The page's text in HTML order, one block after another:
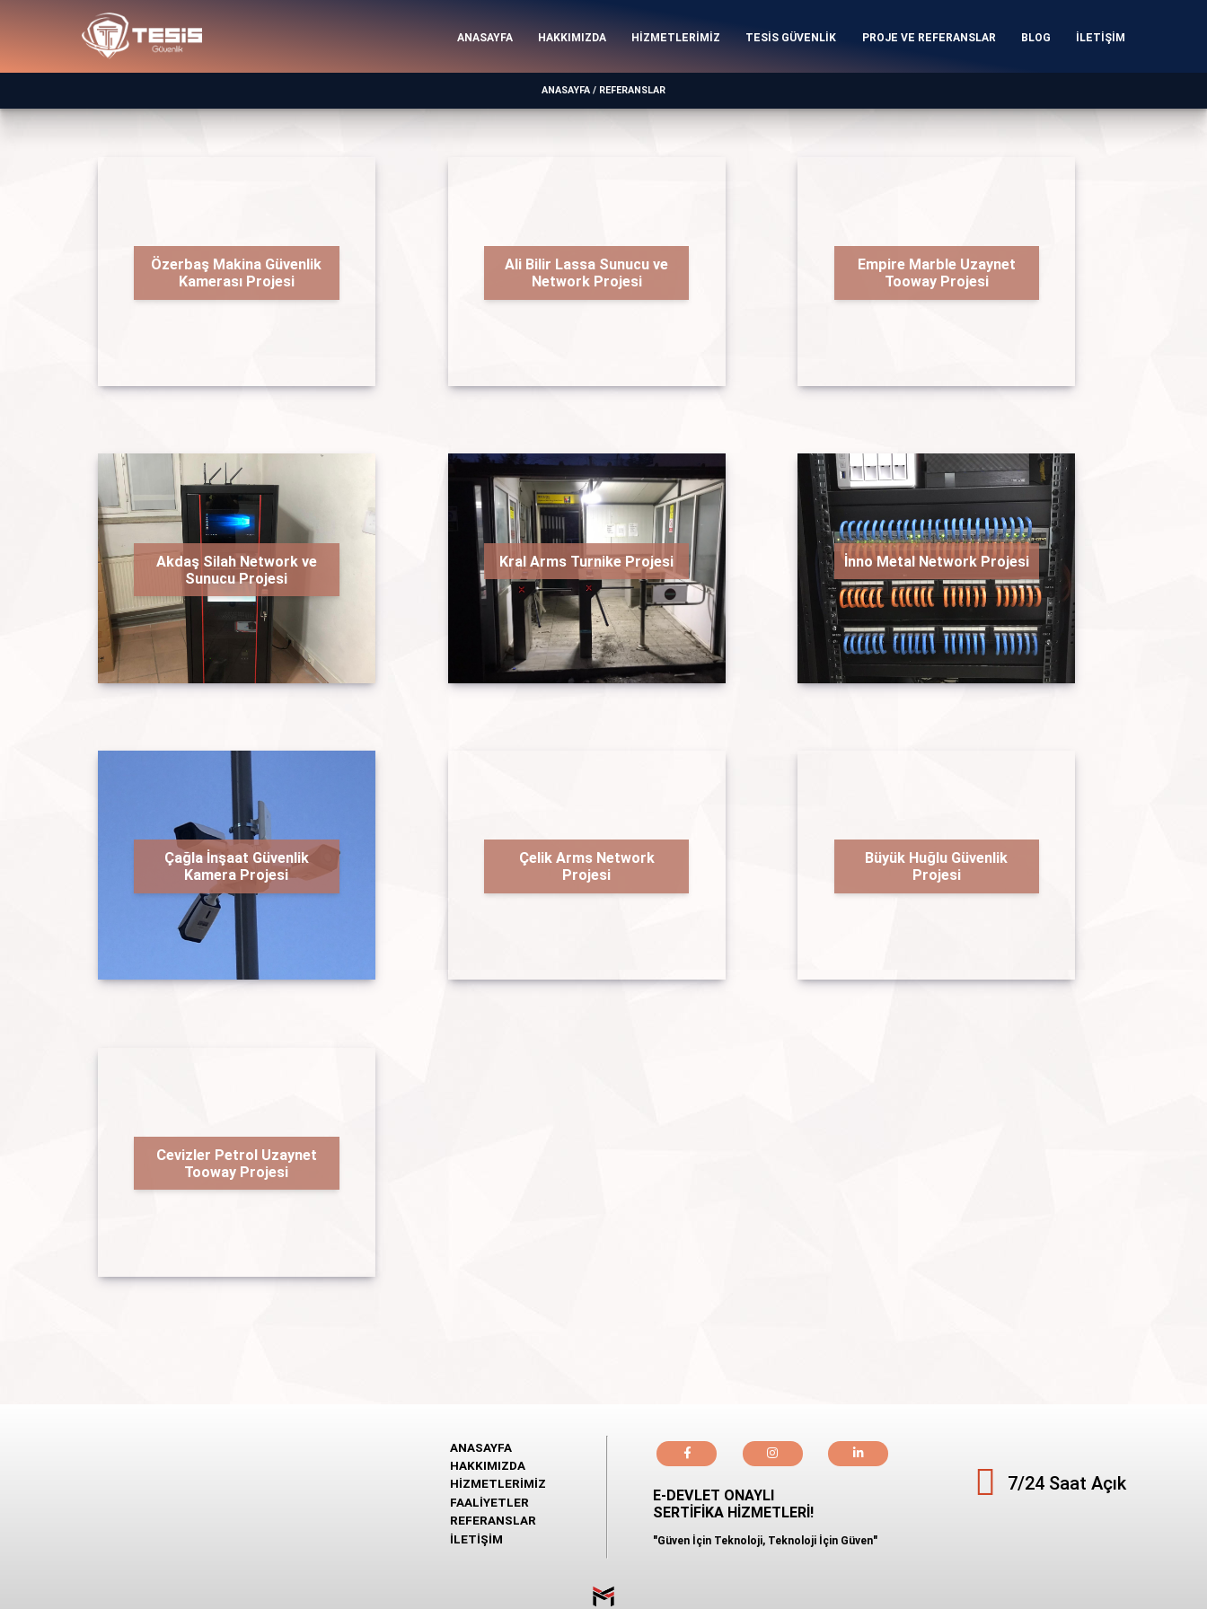
ANASAYFA HAKKIMIZDA HİZMETLERİMİZ TESİS GÜVENLİK PROJE VE REFERANSLAR BLOG İLETİŞİM
ANASAYFA / REFERANSLAR
Özerbaş Makina Güvenlik
Kamerası Projesi
Ali Bilir Lassa Sunucu ve
Network Projesi
Empire Marble Uzaynet
Tooway Projesi
Akdaş Silah Network ve
Sunucu Projesi
Kral Arms Turnike Projesi İnno Metal Network Projesi
Çağla İnşaat Güvenlik
Kamera Projesi
Çelik Arms Network
Projesi
Büyük Huğlu Güvenlik
Projesi
Cevizler Petrol Uzaynet
Tooway Projesi
ANASAYFA
HAKKIMIZDA
HİZMETLERİMİZ
FAALİYETLER
REFERANSLAR
İLETİŞİM
E-DEVLET ONAYLI
SERTİFİKA HİZMETLERİ!
"Güven İçin Teknoloji, Teknoloji İçin Güven"
7/24 Saat Açık